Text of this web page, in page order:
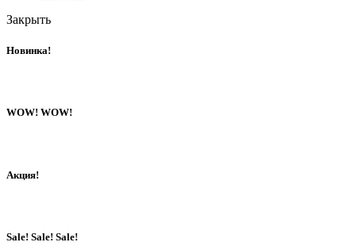
Закрыть
Новинка!
WOW! WOW!
Акция!
Sale! Sale! Sale!